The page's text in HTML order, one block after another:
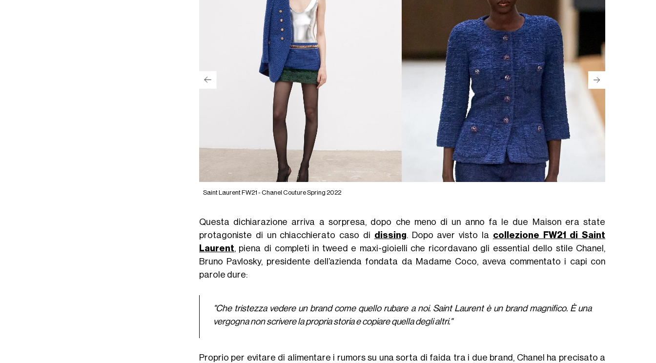
Saint Laurent FW21 - Chanel Couture Spring 2022
Questa dichiarazione arriva a sorpresa, dopo che meno di un anno fa le due Maison era state
protagoniste di un chiacchierato caso di dissing. Dopo aver visto la collezione FW21 di Saint
Laurent, piena di completi in tweed e maxi-gioielli che ricordavano gli essential dello stile Chanel,
Bruno Pavlosky, presidente dell’azienda fondata da Madame Coco, aveva commentato i capi con
parole dure:
"Che tristezza vedere un brand come quello rubare a noi. Saint Laurent è un brand magnifico. È una
vergogna non scrivere la propria storia e copiare quella degli altri."
Proprio per evitare di alimentare i rumors su una sorta di faida tra i due brand, Chanel ha precisato a